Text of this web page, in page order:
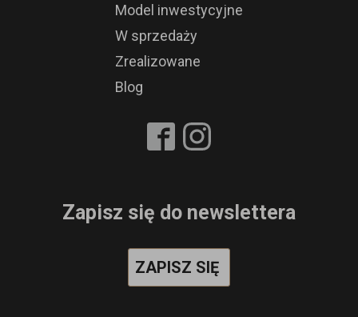
Model inwestycyjne
W sprzedaży
Zrealizowane
Blog
Zapisz się do newslettera
ZAPISZ SIĘ